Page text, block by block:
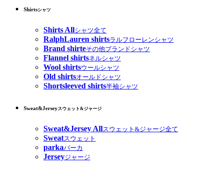
Shirtsシャツ
Shirts Allシャツ全て
RalphLauren shirtsラルフローレンシャツ
Brand shirteその他ブランドシャツ
Flannel shirtsネルシャツ
Wool shirtsウールシャツ
Old shirtsオールドシャツ
Shortsleeved shirts半袖シャツ
Sweat&Jerseyスウェット&ジャージ
Sweat&Jersey Allスウェット&ジャージ全て
Sweatスウェット
parkaパーカ
Jerseyジャージ